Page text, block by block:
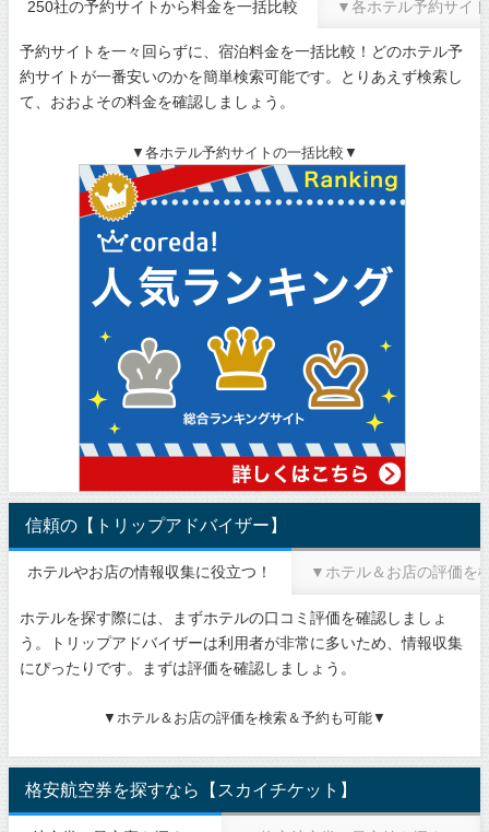
250社の予約サイトから料金を一括比較 ▼各ホテル予約サイ
予約サイトを一々回らずに、宿泊料金を一括比較！どのホテル予
約サイトが一番安いのかを簡単検索可能です。とりあえず検索し
て、おおよその料金を確認しましょう。
▼各ホテル予約サイトの一括比較▼
信頼の【トリップアドバイザー】
ホテルやお店の情報収集に役立つ！ ▼ホテル＆お店の評価を
ホテルを探す際には、まずホテルの口コミ評価を確認しましょ
う。トリップアドバイザーは利用者が非常に多いため、情報収集
にぴったりです。まずは評価を確認しましょう。
▼ホテル＆お店の評価を検索＆予約も可能▼
格安航空券を探すなら【スカイチケット】